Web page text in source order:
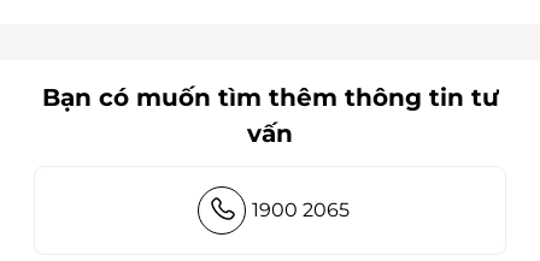
Bạn có muốn tìm thêm thông tin tư
vấn
1900 2065